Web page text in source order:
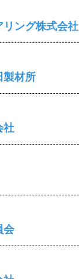
リング株式会社
材所
社
会